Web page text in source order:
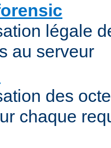
légale
au serveur
des
chaque